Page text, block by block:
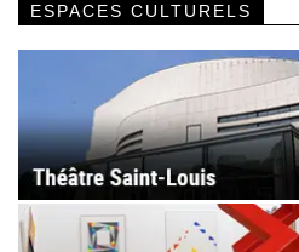
ESPACES CULTURELS